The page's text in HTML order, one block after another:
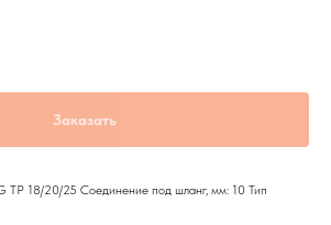
Заказать
TP 18/20/25 Соединение под шланг, мм: 10 Тип